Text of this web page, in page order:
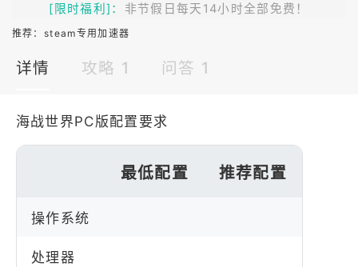
[限时福利]： 非节假日每天14小时全部免费！
推荐： steam专用加速器
详情 攻略 1 问答 1
海战世界PC版配置要求
最低配置 推荐配置
操作系统
处理器